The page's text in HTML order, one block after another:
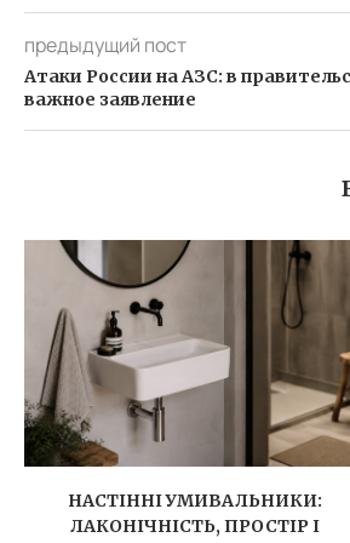
предыдущий пост
Атаки России на АЗС: в
важное заявление
НАСТІННІ УМИВАЛЬНИКИ:
ЛАКОНІЧНІСТЬ, ПРОСТІР І